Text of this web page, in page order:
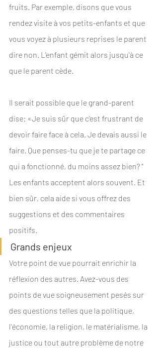
fruits. Par exemple, disons que vous
rendez visite à vos petits-enfants et que
vous voyez à plusieurs reprises le parent
dire non. L'enfant gémit alors jusqu'à ce
que le parent cède.
Il serait possible que le grand-parent
dise: «Je suis sûr que c'est frustrant de
devoir faire face à cela. Je devais aussi le
faire. Que penses-tu que je te partage ce
qui a fonctionné, du moins assez bien? "
Les enfants acceptent alors souvent. Et
bien sûr, cela aide si vous offrez des
suggestions et des commentaires
positifs.
Grands enjeux
Votre point de vue pourrait enrichir la
réflexion des autres. Avez-vous des
points de vue soigneusement pesés sur
des questions telles que la politique,
l'économie, la religion, le matérialisme, la
justice ou tout autre problème de notre